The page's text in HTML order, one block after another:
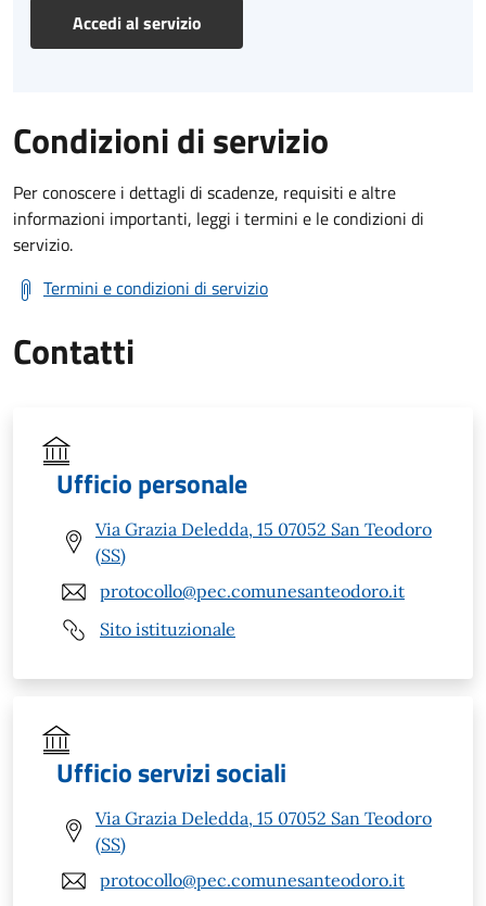
Accedi al servizio
Condizioni di servizio
Per conoscere i dettagli di scadenze, requisiti e altre
informazioni importanti, leggi i termini e le condizioni di
servizio.
Termini e condizioni di servizio
Contatti
Ufficio personale
Via Grazia Deledda, 15 07052 San Teodoro
(SS)
protocollo@pec.comunesanteodoro.it
Sito istituzionale
Ufficio servizi sociali
Via Grazia Deledda, 15 07052 San Teodoro
(SS)
protocollo@pec.comunesanteodoro.it